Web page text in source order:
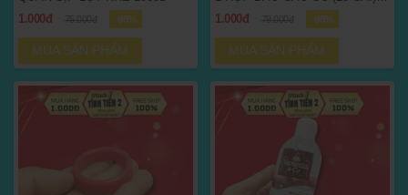
1.000đ
-98%
MUA SẢN PHẨM
1.000Đ
1.000đ -98%
MUA SẢN PHẨM